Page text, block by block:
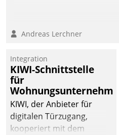
Andreas Lerchner
Integration
KIWI-Schnittstelle
für
Wohnungsunternehmen
KIWI, der Anbieter für
digitalen Türzugang,
kooperiert mit dem